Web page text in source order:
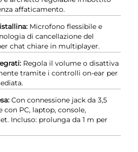
affaticamento.
Microfono flessibile e
di cancellazione del
chat chiare in multiplayer.
Regola il volume o disattiva
tramite i controlli on-ear per
Con connessione jack da 3,5
PC, laptop, console,
Incluso: prolunga da 1 m per